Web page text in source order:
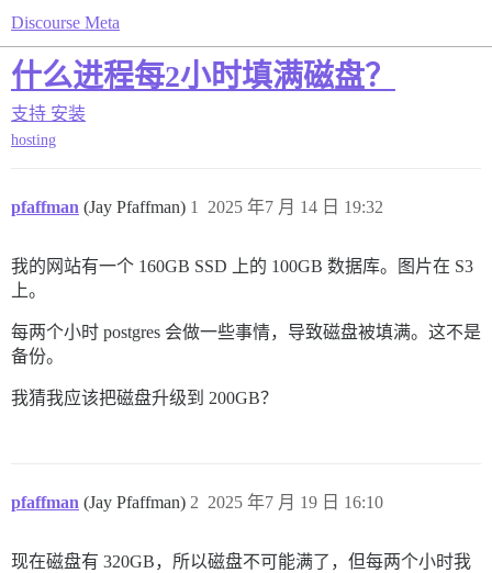
Discourse Meta
什么进程每2小时填满磁盘？
支持 安装
hosting
pfaffman (Jay Pfaffman) 2025 年7 月 14 日 19:32
1
我的网站有一个 160GB SSD 上的 100GB 数据库。图片在 S3
上。
每两个小时 postgres 会做一些事情，导致磁盘被填满。这不是
备份。
我猜我应该把磁盘升级到 200GB？
pfaffman (Jay Pfaffman) 2025 年7 月 19 日 16:10
2
现在磁盘有 320GB，所以磁盘不可能满了，但每两个小时我